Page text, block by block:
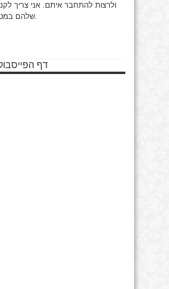
ולרצות להתחבר איתם. אני צריך
שלהם במטרה, ולדרוש יותר.
דף